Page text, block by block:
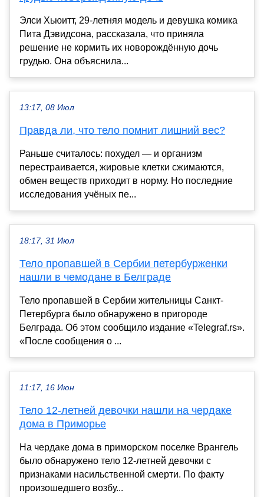
Элси Хьюитт, 29-летняя модель и девушка комика
Пита Дэвидсона, рассказала, что приняла
решение не кормить их новорождённую дочь
грудью. Она объяснила...
13:17, 08 Июл
Правда ли, что тело помнит лишний вес?
Раньше считалось: похудел — и организм
перестраивается, жировые клетки сжимаются,
обмен веществ приходит в норму. Но последние
исследования учёных пе...
18:17, 31 Июл
Тело пропавшей в Сербии петербурженки
нашли в чемодане в Белграде
Тело пропавшей в Сербии жительницы Санкт-
Петербурга было обнаружено в пригороде
Белграда. Об этом сообщило издание «Telegraf.rs».
«После сообщения о ...
11:17, 16 Июн
Тело 12-летней девочки нашли на чердаке
дома в Приморье
На чердаке дома в приморском поселке Врангель
было обнаружено тело 12-летней девочки с
признаками насильственной смерти. По факту
произошедшего возбу...